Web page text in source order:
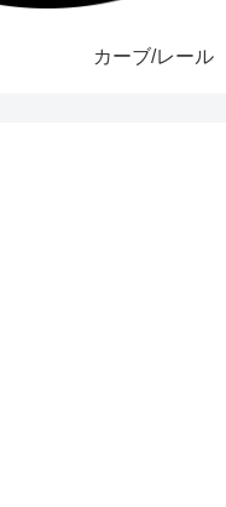
カーブ/レール